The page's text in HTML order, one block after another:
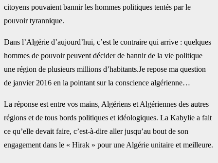
citoyens pouvaient bannir les hommes politiques tentés par le
pouvoir ‎tyrannique.
Dans l’Algérie d’aujourd’hui, c’est le contraire qui arrive : quelques
hommes de pouvoir ‎peuvent décider de bannir de la vie politique
une région de plusieurs millions d’habitants.‎Je repose ma question
de janvier 2016 en la pointant sur la conscience algérienne…
La réponse est entre vos ‎mains, Algériens et Algériennes des autres
régions et de tous bords politiques et idéologiques. ‎La Kabylie a fait
ce qu’elle devait faire, c’est-à-dire aller jusqu’au bout de son
engagement dans le ‎‎« Hirak » pour une Algérie unitaire et meilleure.